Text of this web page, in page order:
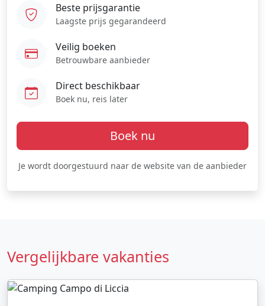
Beste prijsgarantie
Laagste prijs gegarandeerd
Veilig boeken
Betrouwbare aanbieder
Direct beschikbaar
Boek nu, reis later
Boek nu
Je wordt doorgestuurd naar de website van de aanbieder
Vergelijkbare vakanties